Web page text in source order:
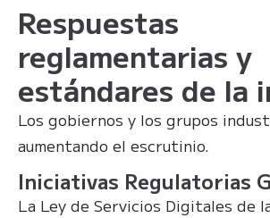
Respuestas
reglamentarias y
estándares de la
Los gobiernos y los grupos
aumentando el escrutinio.
Iniciativas Regulatorias
La Ley de Servicios Digitales de